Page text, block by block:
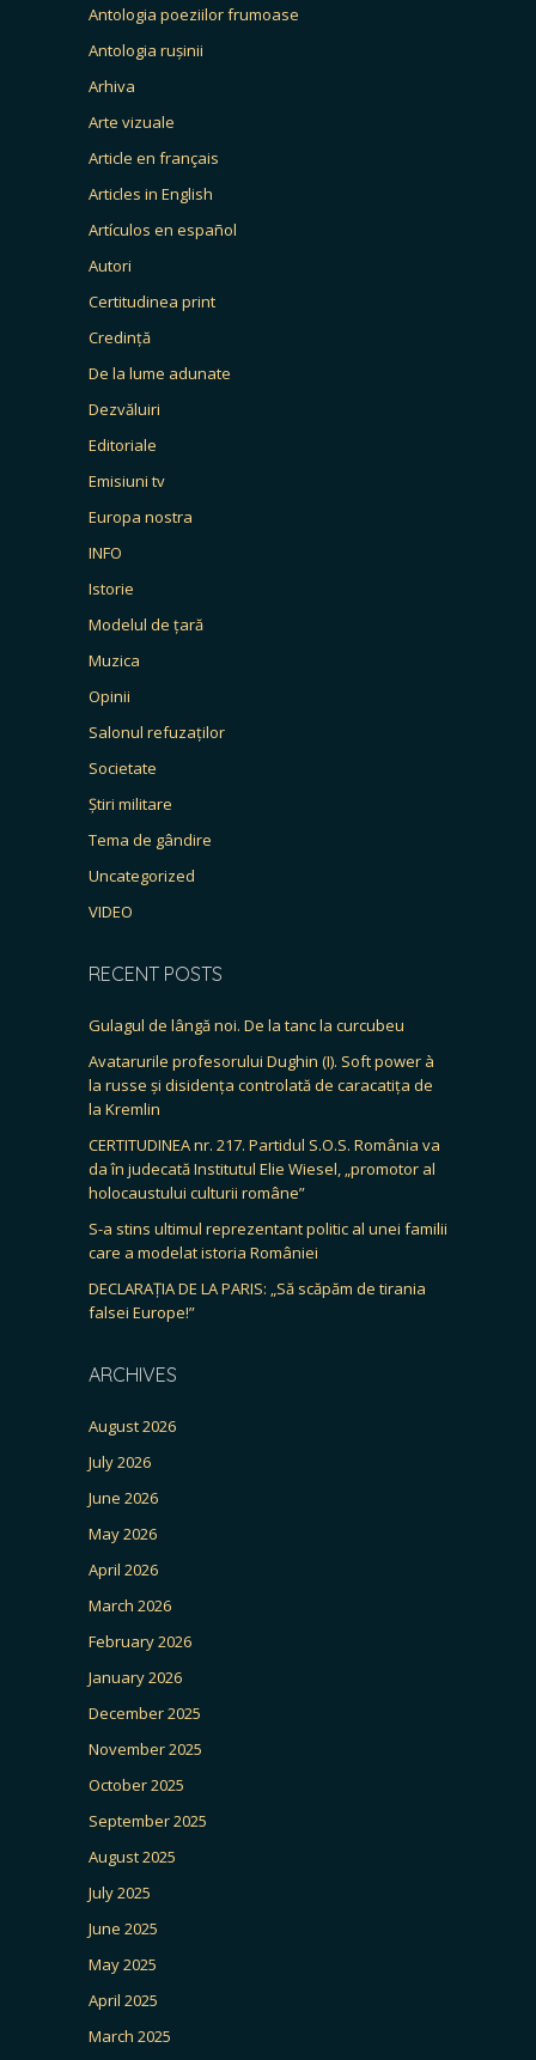
Antologia poeziilor frumoase
Antologia rușinii
Arhiva
Arte vizuale
Article en français
Articles in English
Artículos en español
Autori
Certitudinea print
Credință
De la lume adunate
Dezvăluiri
Editoriale
Emisiuni tv
Europa nostra
INFO
Istorie
Modelul de țară
Muzica
Opinii
Salonul refuzaților
Societate
Știri militare
Tema de gândire
Uncategorized
VIDEO
RECENT POSTS
Gulagul de lângă noi. De la tanc la curcubeu
Avatarurile profesorului Dughin (I). Soft power à
la russe și disidența controlată de caracatița de
la Kremlin
CERTITUDINEA nr. 217. Partidul S.O.S. România va
da în judecată Institutul Elie Wiesel, „promotor al
holocaustului culturii române”
S-a stins ultimul reprezentant politic al unei familii
care a modelat istoria României
DECLARAȚIA DE LA PARIS: „Să scăpăm de tirania
falsei Europe!”
ARCHIVES
August 2026
July 2026
June 2026
May 2026
April 2026
March 2026
February 2026
January 2026
December 2025
November 2025
October 2025
September 2025
August 2025
July 2025
June 2025
May 2025
April 2025
March 2025